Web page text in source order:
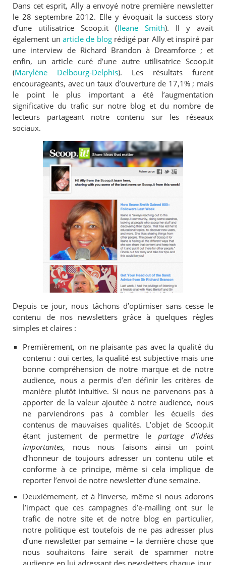
Dans cet esprit, Ally a envoyé notre première newsletter
le 28 septembre 2012. Elle y évoquait la success story
d’une utilisatrice Scoop.it (Ileane Smith). Il y avait
également unarticle de blogrédigé par Ally et inspiré par
une interview de Richard Brandon à Dreamforce ; et
enfin, un article curé d’une autre utilisatrice Scoop.it
(Marylène Delbourg-Delphis). Les résultats furent
encourageants, avec un taux d’ouverture de 17,1% ; mais
le point le plus important a été l’augmentation
significative du trafic sur notre blog et du nombre de
lecteurs partageant notre contenu sur les réseaux
sociaux.
Depuis ce jour, nous tâchons d’optimiser sans cesse le
contenu de nos newsletters grâce à quelques règles
simples et claires :
Premièrement, on ne plaisante pas avec la qualité du
contenu : oui certes, la qualité est subjective mais une
bonne compréhension de notre marque et de notre
audience, nous a permis d’en définir les critères de
manière plutôt intuitive. Si nous ne parvenons pas à
apporter de la valeur ajoutée à notre audience, nous
ne parviendrons pas à combler les écueils des
contenus de mauvaises qualités. L’objet de Scoop.it
étant justement de permettre lepartage d’idées
importantes, nous nous faisons ainsi un point
d’honneur de toujours adresser un contenu utile et
conforme à ce principe, même si cela implique de
reporter l’envoi de notre newsletter d’une semaine.
Deuxièmement, et à l’inverse, même si nous adorons
l’impact que ces campagnes d’e-mailing ont sur le
trafic de notre site et de notre blog en particulier,
notre politique est toutefois de ne pas adresser plus
d’une newsletter par semaine – la dernière chose que
nous souhaitons faire serait de spammer notre